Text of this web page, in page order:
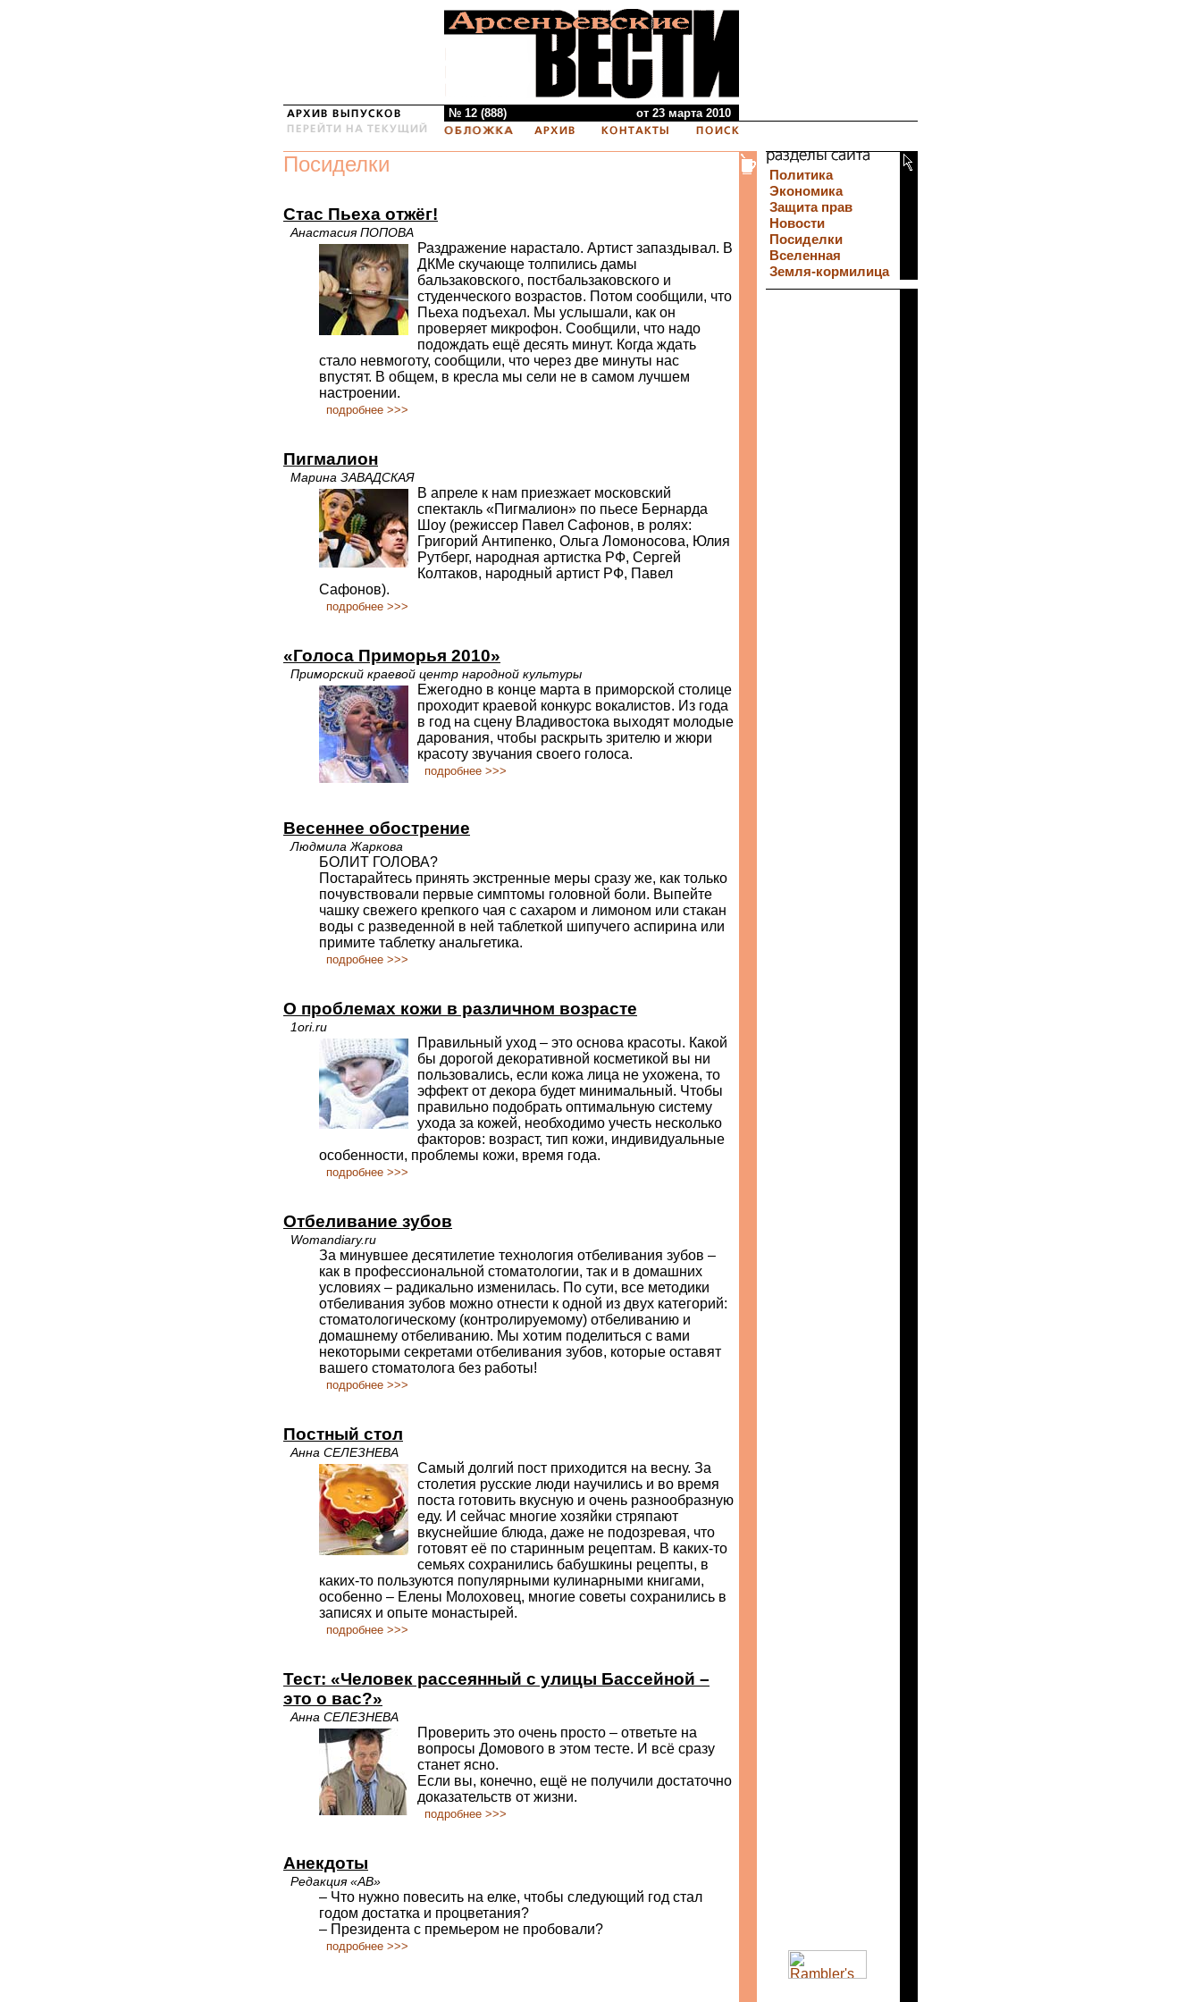
№ 12 (888) от 23 марта 2010
Посиделки
Стас Пьеха отжёг!
Анастасия ПОПОВА
Раздражение нарастало. Артист запаздывал. В
ДКМе скучающе толпились дамы
бальзаковского, постбальзаковского и
студенческого возрастов. Потом сообщили, что
Пьеха подъехал. Мы услышали, как он
проверяет микрофон. Сообщили, что надо
подождать ещё десять минут. Когда ждать
стало невмоготу, сообщили, что через две минуты нас
впустят. В общем, в кресла мы сели не в самом лучшем
настроении.
подробнее >>>
Пигмалион
Марина ЗАВАДСКАЯ
В апреле к нам приезжает московский
спектакль «Пигмалион» по пьесе Бернарда
Шоу (режиссер Павел Сафонов, в ролях:
Григорий Антипенко, Ольга Ломоносова, Юлия
Рутберг, народная артистка РФ, Сергей
Колтаков, народный артист РФ, Павел
Сафонов).
подробнее >>>
«Голоса Приморья 2010»
Приморский краевой центр народной культуры
Ежегодно в конце марта в приморской столице
проходит краевой конкурс вокалистов. Из года
в год на сцену Владивостока выходят молодые
дарования, чтобы раскрыть зрителю и жюри
красоту звучания своего голоса.
подробнее >>>
Весеннее обострение
Людмила Жаркова
БОЛИТ ГОЛОВА?
Постарайтесь принять экстренные меры сразу же, как только
почувствовали первые симптомы головной боли. Выпейте
чашку свежего крепкого чая с сахаром и лимоном или стакан
воды с разведенной в ней таблеткой шипучего аспирина или
примите таблетку анальгетика.
подробнее >>>
О проблемах кожи в различном возрасте
1ori.ru
Правильный уход – это основа красоты. Какой
бы дорогой декоративной косметикой вы ни
пользовались, если кожа лица не ухожена, то
эффект от декора будет минимальный. Чтобы
правильно подобрать оптимальную систему
ухода за кожей, необходимо учесть несколько
факторов: возраст, тип кожи, индивидуальные
особенности, проблемы кожи, время года.
подробнее >>>
Отбеливание зубов
Womandiary.ru
За минувшее десятилетие технология отбеливания зубов –
как в профессиональной стоматологии, так и в домашних
условиях – радикально изменилась. По сути, все методики
отбеливания зубов можно отнести к одной из двух категорий:
стоматологическому (контролируемому) отбеливанию и
домашнему отбеливанию. Мы хотим поделиться с вами
некоторыми секретами отбеливания зубов, которые оставят
вашего стоматолога без работы!
подробнее >>>
Постный стол
Анна СЕЛЕЗНЕВА
Самый долгий пост приходится на весну. За
столетия русские люди научились и во время
поста готовить вкусную и очень разнообразную
еду. И сейчас многие хозяйки стряпают
вкуснейшие блюда, даже не подозревая, что
готовят её по старинным рецептам. В каких-то
семьях сохранились бабушкины рецепты, в
каких-то пользуются популярными кулинарными книгами,
особенно – Елены Молоховец, многие советы сохранились в
записях и опыте монастырей.
подробнее >>>
Тест: «Человек рассеянный с улицы Бассейной –
это о вас?»
Анна СЕЛЕЗНЕВА
Проверить это очень просто – ответьте на
вопросы Домового в этом тесте. И всё сразу
станет ясно.
Если вы, конечно, ещё не получили достаточно
доказательств от жизни.
подробнее >>>
Анекдоты
Редакция «АВ»
– Что нужно повесить на елке, чтобы следующий год стал
годом достатка и процветания?
– Президента с премьером не пробовали?
подробнее >>>
Политика
Экономика
Защита прав
Новости
Посиделки
Вселенная
Земля-кормилица